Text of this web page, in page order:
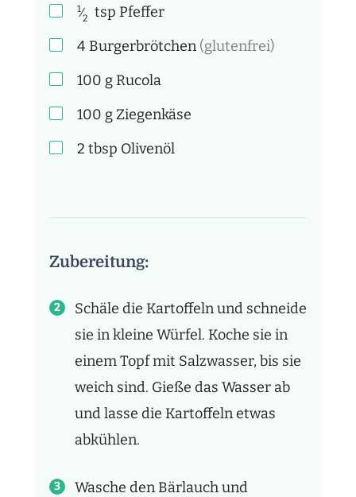
1⁄2 tsp Pfeffer
4 Burgerbrötchen (glutenfrei)
100 g Rucola
100 gZiegenkäse
2 tbsp Olivenöl
Zubereitung:
Schäle die Kartoffeln und schneide
sie in kleine Würfel. Koche sie in
einem Topf mit Salzwasser, bis sie
weich sind. Gieße das Wasser ab
und lasse die Kartoffeln etwas
abkühlen.
Wasche den Bärlauch und